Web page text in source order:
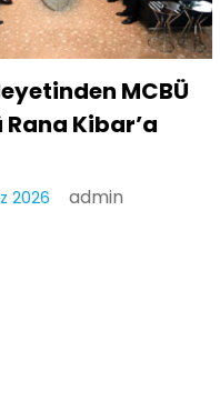
Kırmızı Alarm
2026